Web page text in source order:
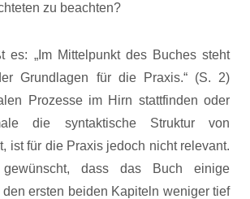
zu beachten?
es: „Im Mittelpunkt des Buches steht
Grundlagen für die Praxis.“ (S. 2)
Prozesse im Hirn stattfinden oder
die syntaktische Struktur von
ist für die Praxis jedoch nicht relevant.
dass das Buch einige
ersten beiden Kapiteln weniger tief